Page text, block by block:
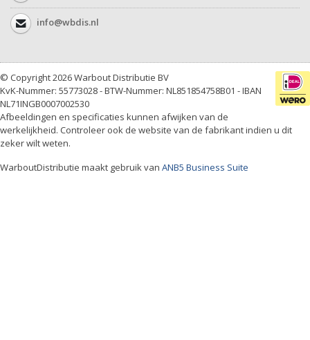
info@wbdis.nl
© Copyright 2026 Warbout Distributie BV
KvK-Nummer: 55773028 - BTW-Nummer: NL851854758B01 - IBAN
NL71INGB0007002530
Afbeeldingen en specificaties kunnen afwijken van de
werkelijkheid. Controleer ook de website van de fabrikant indien u dit
zeker wilt weten.
WarboutDistributie maakt gebruik van ANB5 Business Suite